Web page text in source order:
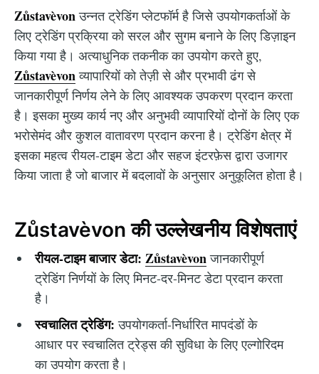
Zůstavèvonउन्नत ट्रेडिंग प्लेटफॉर्म है जिसे उपयोगकर्ताओं के
लिए ट्रेडिंग प्रक्रिया को सरल और सुगम बनाने के लिए डिज़ाइन
किया गया है। अत्याधुनिक तकनीक का उपयोग करते हुए,
Zůstavèvonव्यापारियों को तेज़ी से और प्रभावी ढंग से
जानकारीपूर्ण निर्णय लेने के लिए आवश्यक उपकरण प्रदान करता
है। इसका मुख्य कार्य नए और अनुभवी व्यापारियों दोनों के लिए एक
भरोसेमंद और कुशल वातावरण प्रदान करना है। ट्रेडिंग क्षेत्र में
इसका महत्व रीयल-टाइम डेटा और सहज इंटरफ़ेस द्वारा उजागर
किया जाता है जो बाजार में बदलावों के अनुसार अनुकूलित होता है।
Zůstavèvon की उल्लेखनीय विशेषताएं
रीयल-टाइम बाजार डेटा: Zůstavèvonजानकारीपूर्ण
ट्रेडिंग निर्णयों के लिए मिनट-दर-मिनट डेटा प्रदान करता
है।
स्वचालित ट्रेडिंग: उपयोगकर्ता-निर्धारित मापदंडों के
आधार पर स्वचालित ट्रेड्स की सुविधा के लिए एल्गोरिदम
का उपयोग करता है।